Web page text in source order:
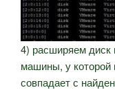
4) расширяем диск
машины, у
совпадает с